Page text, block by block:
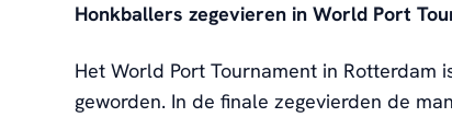
Honkballers zegevieren in World Port
Het World Port Tournament in Rotterdam
geworden. In de finale zegevierden de